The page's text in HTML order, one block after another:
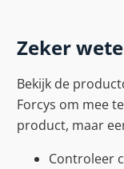
Zeker
Bekijk de
Forcys om mee
product, maar
Controleer